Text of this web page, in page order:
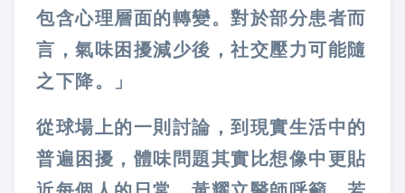
包含心理層面的轉變。對於部分患者而
言，氣味困擾減少後，社交壓力可能隨
之下降。」
從球場上的一則討論，到現實生活中的
普遍困擾，體味問題其實比想像中更貼